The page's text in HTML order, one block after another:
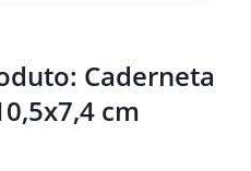
Caderneta
cm